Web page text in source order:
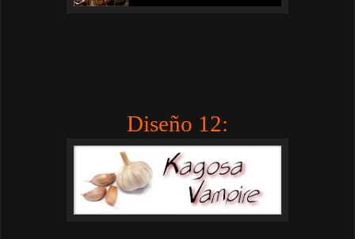
Diseño 12: